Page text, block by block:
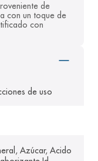
de
con un toque de
con
de uso
Azúcar, Acido